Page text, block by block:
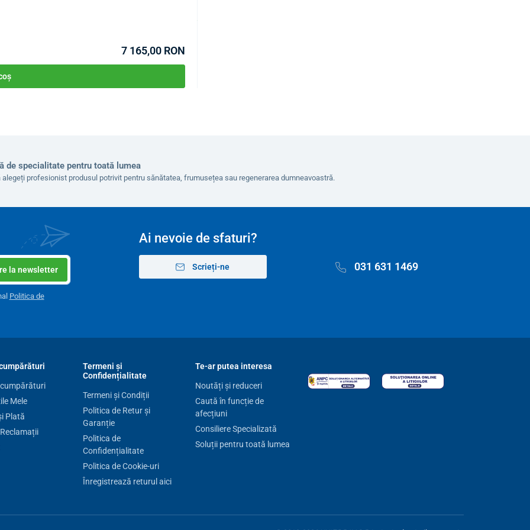
și chimică
, ușor de spălat și simplu de menținut
polipropilenă
48 x 48 x 79,5 cm
7 165,00 RON
de specialitate pentru toată lumea
alegeți profesionist produsul potrivit pentru sănătatea, frumusețea sau regenerarea dumneavoastră.
Ai nevoie de sfaturi?
Scrieți-ne 031 631 1469
la newsletter
Politica de
Mele
Plată
Termeni și
Confidențialitate
Termeni și Condiții
Politica de Retur și
Garanție
Politica de
Confidențialitate
Politica de Cookie-uri
Înregistrează returul aici
Te-ar putea interesa
Noutăți și reduceri
Caută în funcție de
afecțiuni
Consiliere Specializată
Soluții pentru toată lumea